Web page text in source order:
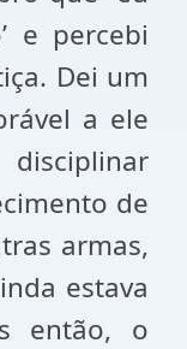
e percebi
Dei um
a ele
de
armas,
estava
então, o